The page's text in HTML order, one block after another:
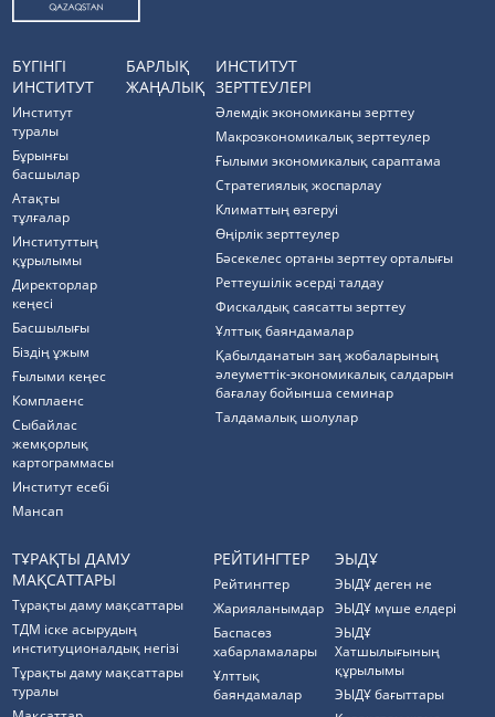
БҮГІНГІ
ИНСТИТУТ
Институт
туралы
Бұрынғы
басшылар
Атақты
тұлғалар
Институттың
құрылымы
Директорлар
кеңесі
Басшылығы
Біздің ұжым
Ғылыми кеңес
Комплаенс
Cыбайлас
жемқорлық
картограммасы
Институт есебі
Мансап
БАРЛЫҚ
ЖАҢАЛЫҚ
ИНСТИТУТ
ЗЕРТТЕУЛЕРІ
Әлемдік экономиканы зерттеу
Макроэкономикалық зерттеулер
Ғылыми экономикалық сараптама
Стратегиялық жоспарлау
Климаттың өзгеруі
Өңірлік зерттеулер
Бәсекелес ортаны зерттеу орталығы
Реттеушілік әсерді талдау
Фискалдық саясатты зерттеу
Ұлттық баяндамалар
Қабылданатын заң жобаларының
әлеуметтік-экономикалық салдарын
бағалау бойынша семинар
Талдамалық шолулар
ТҰРАҚТЫ ДАМУ
МАҚСАТТАРЫ
Тұрақты даму мақсаттары
ТДМ іске асырудың
институционалдық негізі
Тұрақты даму мақсаттары
туралы
РЕЙТИНГТЕР
Рейтингтер
Жарияланымдар
Баспасөз
хабарламалары
Ұлттық
баяндамалар
ЭЫДҰ
ЭЫДҰ деген не
ЭЫДҰ мүше елдері
ЭЫДҰ
Хатшылығының
құрылымы
ЭЫДҰ бағыттары